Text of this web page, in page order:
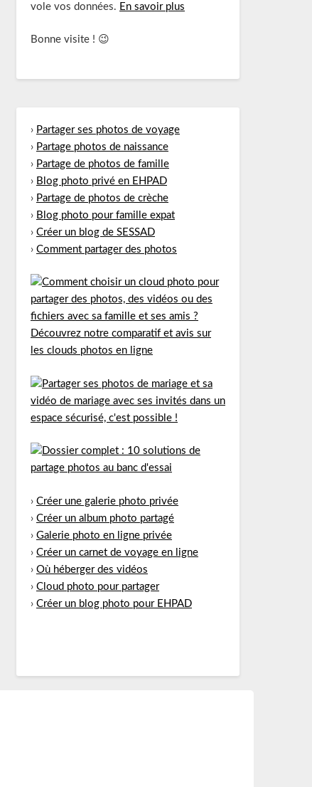
vole vos données. En savoir plus
Bonne visite ! 😉
› Partager ses photos de voyage
› Partage photos de naissance
› Partage de photos de famille
› Blog photo privé en EHPAD
› Partage de photos de crèche
› Blog photo pour famille expat
› Créer un blog de SESSAD
› Comment partager des photos
› Créer une galerie photo privée
› Créer un album photo partagé
› Galerie photo en ligne privée
› Créer un carnet de voyage en ligne
› Où héberger des vidéos
› Cloud photo pour partager
› Créer un blog photo pour EHPAD